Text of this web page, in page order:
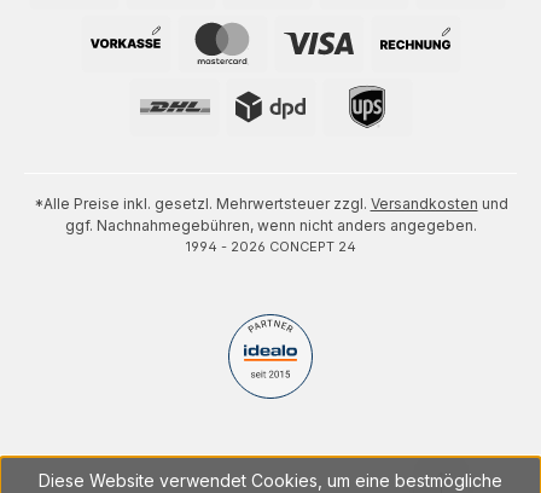
*Alle Preise inkl. gesetzl. Mehrwertsteuer zzgl. Versandkosten und
ggf. Nachnahmegebühren, wenn nicht anders angegeben.
1994 - 2026 CONCEPT 24
Diese Website verwendet Cookies, um eine bestmögliche